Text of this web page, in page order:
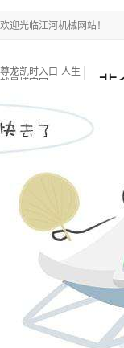
欢迎光临江河机械网站！
尊龙凯时入口-人生
就是博官网
非
尊龙凯时入口-人生
新闻中心 关于
热门搜索关键词： 锅炉燃
当前位置：尊龙凯时
来源：江苏江河机械